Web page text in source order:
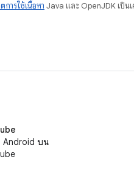
การใช้เนื้อหา Java และ OpenJDK เป็นเ
บน